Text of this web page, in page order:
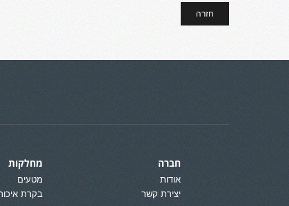
חזרה
חברה
אודות
יצירת קשר
מחלקות
מטעים
בקרת